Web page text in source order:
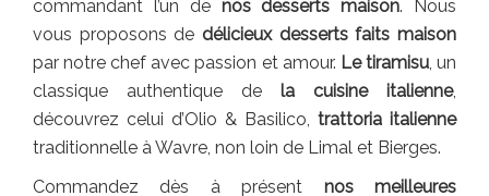
commandant l’un de nos desserts maison. Nous
vous proposons de délicieux desserts faits maison
par notre chef avec passion et amour. Le tiramisu, un
classique authentique de la cuisine italienne,
découvrez celui d’Olio & Basilico, trattoria italienne
traditionnelle à Wavre, non loin de Limal et Bierges.
Commandez dès à présent nos meilleures